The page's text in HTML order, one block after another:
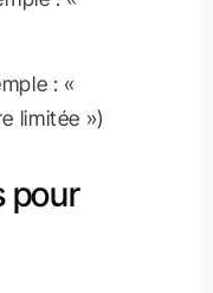
: «
limitée »)
pour